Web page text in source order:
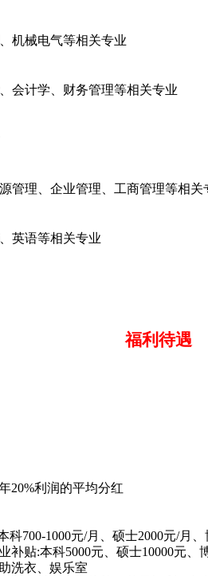
机械电气等相关专业
会计学、财务管理等相关专业
管理、企业管理、工商管理等相关
英语等相关专业
福利待遇
20%利润的平均分红
科700-1000元/月、硕士2000元/月、
补贴:本科5000元、硕士10000元、
洗衣、娱乐室